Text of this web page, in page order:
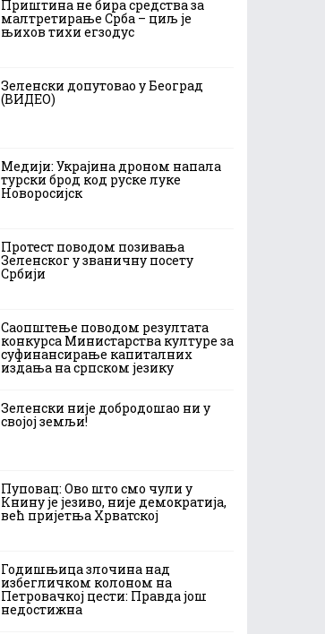
Приштина не бира средства за
малтретирање Срба – циљ је
њихов тихи егзодус
Зеленски допутовао у Београд
(ВИДЕО)
Медији: Украјина дроном напала
турски брод код руске луке
Новоросијск
Протест поводом позивања
Зеленског у званичну посету
Србији
Саопштење поводом резултата
конкурса Министарства културе за
суфинансирање капиталних
издања на српском језику
Зеленски није добродошао ни у
својој земљи!
Пуповац: Ово што смо чули у
Книну је језиво, није демократија,
већ пријетња Хрватској
Годишњица злочина над
избегличком колоном на
Петровачкој цести: Правда још
недостижна